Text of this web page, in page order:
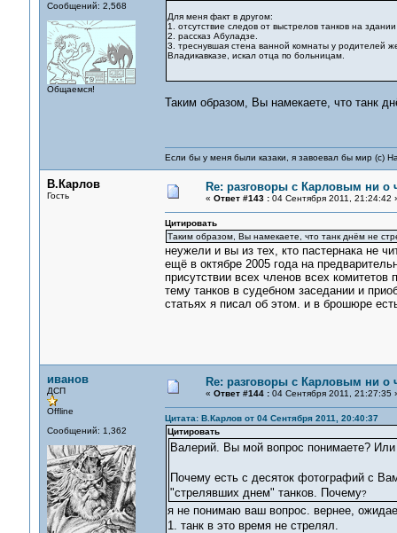
Сообщений: 2,568
Общаемся!
Для меня факт в другом:
1. отсутствие следов от выстрелов танков на
2. рассказ Абуладзе.
3. треснувшая стена ванной комнаты у родителей
Владикавказе, искал отца по больницам.
Таким образом, Вы намекаете, что танк
Если бы у меня были казаки, я завоевал бы мир (с)
В.Карлов
Гость
Re: разговоры с Карловым ни о
« Ответ #143 :04 Сентября 2011, 21:24:42
Цитировать
Таким образом, Вы намекаете, что танк днём не
неужели и вы из тех, кто пастернака не
ещё в октябре 2005 года на
присутствии всех членов всех
тему танков в судебном заседании и
статьях я писал об этом. и в брошюре
иванов
ДСП
Offline
Сообщений: 1,362
Re: разговоры с Карловым ни о
« Ответ #144 :04 Сентября 2011, 21:27:35
Цитата: В.Карлов от 04 Сентября 2011, 20:40:37
Цитировать
Валерий. Вы мой вопрос понимаете? Или
Почему есть с десяток фотографий с
"стрелявших днем" танков. Почему?
я не понимаю ваш вопрос. вернее,
1. танк в это время не стрелял.